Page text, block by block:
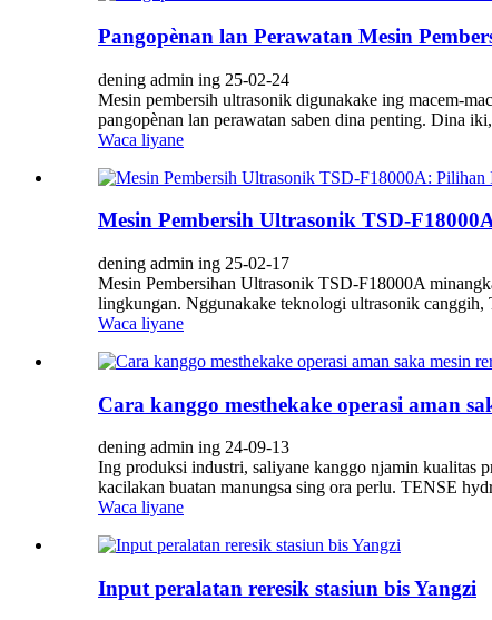
Pangopènan lan Perawatan Mesin
dening admin ing 25-02-24
Mesin pembersih ultrasonik digunakake ing macem-
pangopènan lan perawatan saben dina penting. Dina
Waca liyane
Mesin Pembersih Ultrasonik TSD-
dening admin ing 25-02-17
Mesin Pembersihan Ultrasonik TSD-F18000A
lingkungan. Nggunakake teknologi ultrasonik canggih,
Waca liyane
Cara kanggo mesthekake operasi aman
dening admin ing 24-09-13
Ing produksi industri, saliyane kanggo njamin kualitas
kacilakan buatan manungsa sing ora perlu. TENSE
Waca liyane
Input peralatan reresik stasiun bis Yangzi